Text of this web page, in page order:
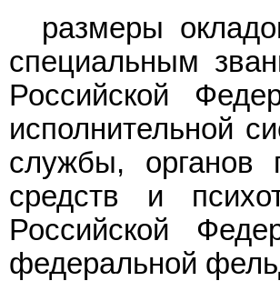
размеры
специальным
Российской
исполнительной
службы, органов
средств и
Российской
федеральной